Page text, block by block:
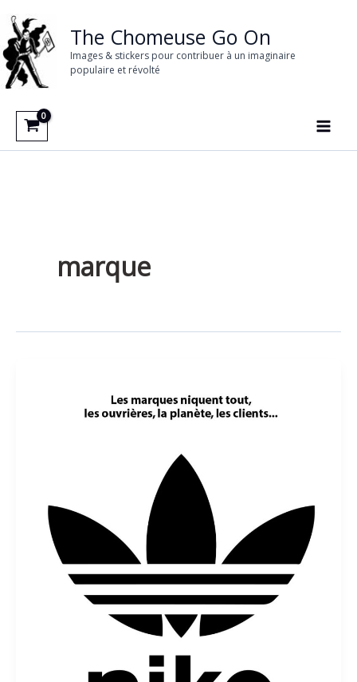
au
contenu
The Chomeuse Go On
Images & stickers pour contribuer à un imaginaire
populaire et révolté
marque